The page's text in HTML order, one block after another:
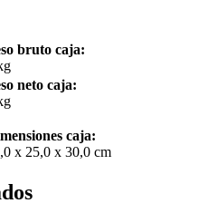
bruto caja:
neto caja:
caja:
x 25,0 x 30,0 cm